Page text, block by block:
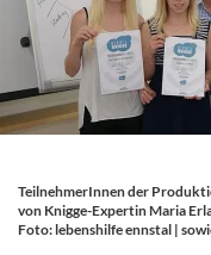
TeilnehmerInnen der
von Knigge-Expertin Maria
Foto: lebenshilfe ennstal |